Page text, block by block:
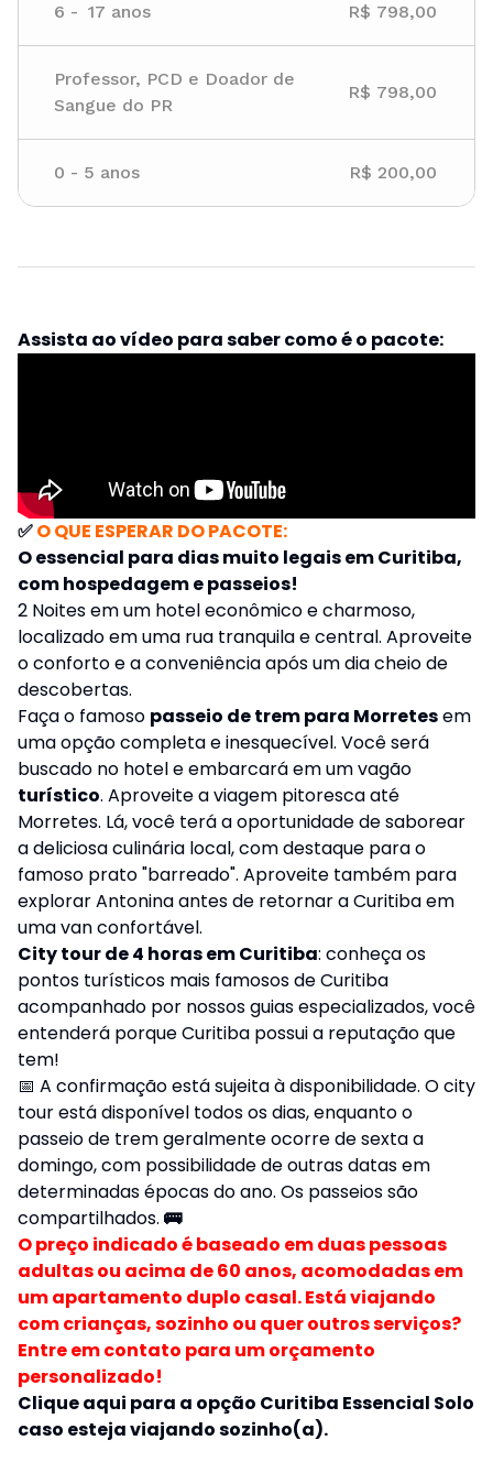
6 - 17 anos R$ 798,00
Professor, PCD e Doador de
Sangue do PR
R$ 798,00
0 - 5 anos R$ 200,00
Assista ao vídeo para saber como é o pacote:
✅O QUE ESPERAR DO PACOTE:
O essencial para dias muito legais em Curitiba,
com hospedagem e passeios!
2 Noites em um hotel econômico e charmoso,
localizado em uma rua tranquila e central. Aproveite
o conforto e a conveniência após um dia cheio de
descobertas.
Faça o famoso passeio de trem para Morretesem
uma opção completa e inesquecível. Você será
buscado no hotel e embarcará em um vagão
turístico. Aproveite a viagem pitoresca até
Morretes. Lá, você terá a oportunidade de saborear
a deliciosa culinária local, com destaque para o
famoso prato "barreado". Aproveite também para
explorar Antonina antes de retornar a Curitiba em
uma van confortável.
City tour de 4 horas em Curitiba: conheça os
pontos turísticos mais famosos de Curitiba
acompanhado por nossos guias especializados, você
entenderá porque Curitiba possui a reputação que
tem!
📅 A confirmação está sujeita à disponibilidade. O city
tour está disponível todos os dias, enquanto o
passeio de trem geralmente ocorre de sexta a
domingo, com possibilidade de outras datas em
determinadas épocas do ano. Os passeios são
compartilhados. 🚌
O preço indicado é baseado em duas pessoas
adultas ou acima de 60 anos, acomodadas em
um apartamento duplo casal. Está viajando
com crianças, sozinho ou quer outros serviços?
Entre em contato para um orçamento
personalizado!
Clique aqui para a opção Curitiba Essencial Solo
caso esteja viajando sozinho(a).